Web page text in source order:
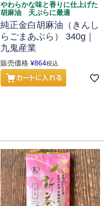
やわらかな味と香りに仕上げた
胡麻油 天ぷらに最適
純正金白胡麻油（きんし
らごまあぶら） 340g｜
九鬼産業
販売価格 ¥864税込